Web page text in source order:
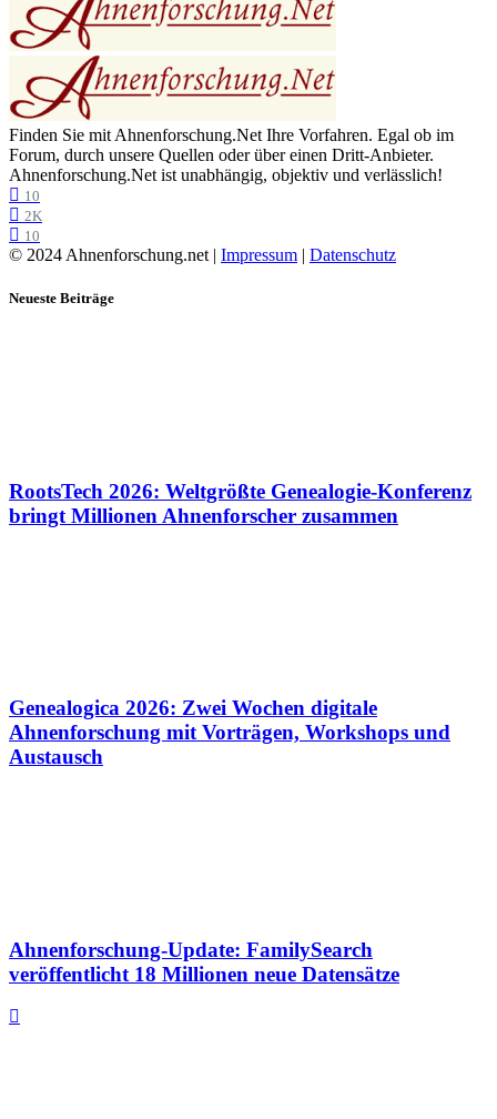
Finden Sie mit Ahnenforschung.Net Ihre Vorfahren. Egal ob im
Forum, durch unsere Quellen oder über einen Dritt-Anbieter.
Ahnenforschung.Net ist unabhängig, objektiv und verlässlich!
10
2K
10
© 2024 Ahnenforschung.net | Impressum | Datenschutz
Neueste Beiträge
RootsTech 2026: Weltgrößte Genealogie-Konferenz
bringt Millionen Ahnenforscher zusammen
Genealogica 2026: Zwei Wochen digitale
Ahnenforschung mit Vorträgen, Workshops und
Austausch
Ahnenforschung-Update: FamilySearch
veröffentlicht 18 Millionen neue Datensätze